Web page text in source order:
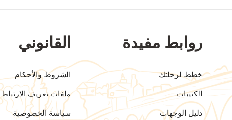
روابط مفيدة
خطط لرحلتك
الكتيبات
دليل الوجهات
القانوني
الشروط والأحكام
ملفات تعريف الارتباط
سياسة الخصوصية